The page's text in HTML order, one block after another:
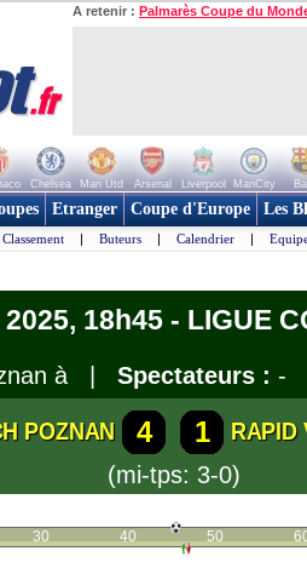
A retenir : Palmarès Coupe du
Chelsea Man Utd Arsenal Liverpool ManCity
Etranger Coupe d'Europe Les
| Buteurs | Calendrier |
18h45 - LIGUE
à | Spectateurs : -
POZNAN 4 1
RAPID
(mi-tps: 3-0)
30 40 50